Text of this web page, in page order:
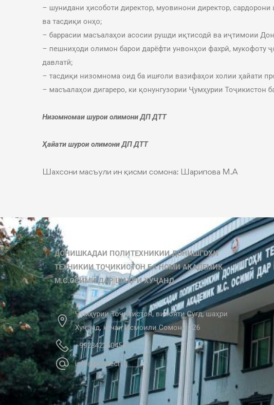
– шунидани ҳисоботи директор, муовинони директор, сардорони
ва тасдиқи онҳо;
– баррасии масъалаҳои асосии рушди иқтисодӣ ва иҷтимоии
– пешниҳоди олимон барои дарёфти унвонҳои фахрӣ, мукофоту
давлатӣ;
– тасдиқи низомнома оид ба ишғоли вазифаҳои холии ҳайати
– масъалаҳои дигареро, ки қонунгузории Ҷумҳурии Тоҷикистон
Низомномаи шурои олимони ДП ДТТ
Ҳайати шурои олимони ДП ДТТ
Шахсони масъули ин қисми сомона: Шарипова М.А
ДОНИШКАДАИ ПОЛИТЕХНИКИИ ДОНИШГОҲИ
ТЕХНИКИИ ТОҶИКИСТОН БА НОМИ АКАДЕМИК
М.С.ОСИМӢ ДАР ШАҲРИ ХУҶАНД
Ҷумҳурии Тоҷикистон, вилояти Суғд, шаҳри
Хуҷанд, кӯчаи Исмоили Сомонӣ 226
+992342260454
info@polytech.tj